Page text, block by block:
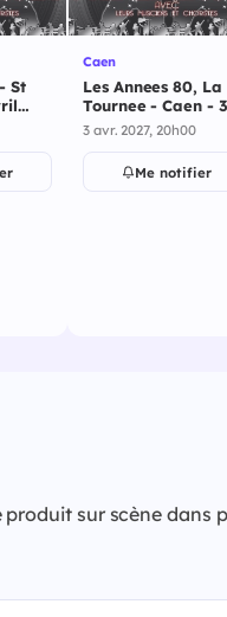
St
Caen
Les Annees 80, La
Tournee - Caen - 3
avril 2027
3 avr. 2027, 20h00
Me notifier
sur scène dans